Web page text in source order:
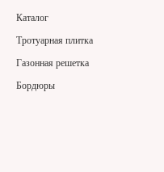
Каталог
Тротуарная плитка
Газонная решетка
Бордюры